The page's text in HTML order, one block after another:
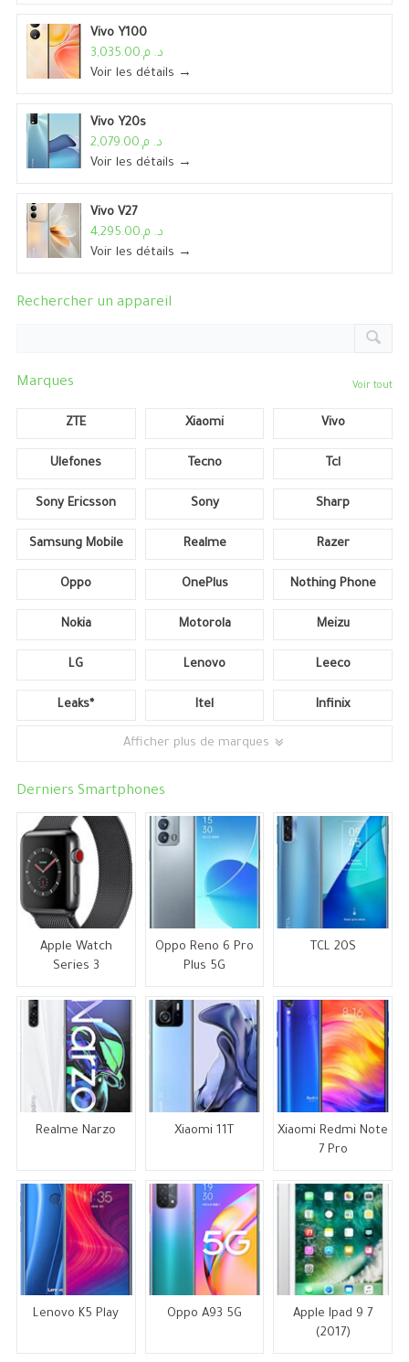
Vivo Y100
د. م.3,035.00
Voir les détails →
Vivo Y20s
د. م.2,079.00
Voir les détails →
Vivo V27
د. م.4,295.00
Voir les détails →
Rechercher un appareil
Marques Voir tout
ZTE Xiaomi Vivo
Ulefones Tecno Tcl
Sony Ericsson Sony Sharp
Samsung Mobile Realme Razer
Oppo OnePlus Nothing Phone
Nokia Motorola Meizu
LG Lenovo Leeco
Leaks* Itel Infinix
Afficher plus de marques
Derniers Smartphones
Apple Watch
Series 3
Oppo Reno 6 Pro
Plus 5G
TCL 20S
Realme Narzo Xiaomi 11T
Xiaomi Redmi Note
7 Pro
Lenovo K5 Play Oppo A93 5G
Apple Ipad 9 7
(2017)